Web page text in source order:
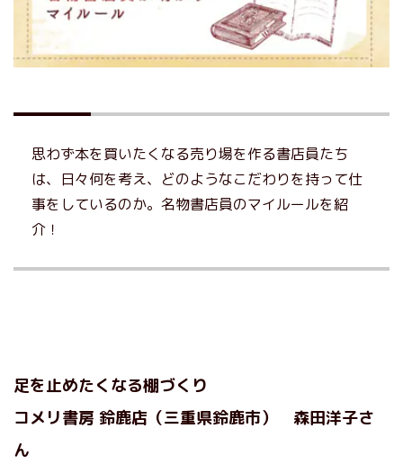
思わず本を買いたくなる売り場を作る書店員たち
は、日々何を考え、どのようなこだわりを持って仕
事をしているのか。名物書店員のマイルールを紹
介！
足を止めたくなる棚づくり
コメリ書房 鈴鹿店（三重県鈴鹿市） 森田洋子さ
ん